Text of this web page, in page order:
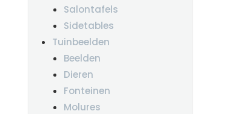
Salontafels
Sidetables
Tuinbeelden
Beelden
Dieren
Fonteinen
Molures